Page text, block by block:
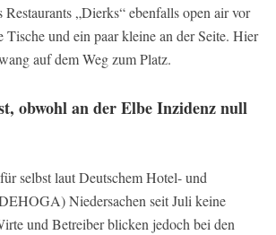
Restaurants „Dierks“ ebenfalls open air vor
und ein paar kleine an der Seite. Hier
auf dem Weg zum Platz.
obwohl an der Elbe Inzidenz null
selbst laut Deutschem Hotel- und
Niedersachen seit Juli keine
und Betreiber blicken jedoch bei den